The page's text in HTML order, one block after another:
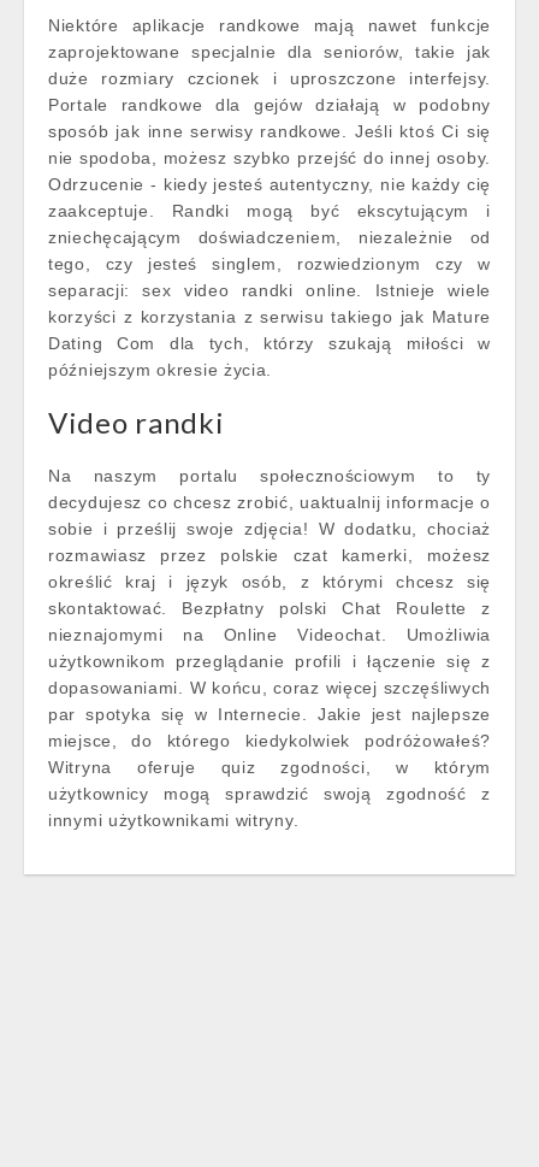
Niektóre aplikacje randkowe mają nawet funkcje
zaprojektowane specjalnie dla seniorów, takie jak
duże rozmiary czcionek i uproszczone interfejsy.
Portale randkowe dla gejów działają w podobny
sposób jak inne serwisy randkowe. Jeśli ktoś Ci się
nie spodoba, możesz szybko przejść do innej osoby.
Odrzucenie - kiedy jesteś autentyczny, nie każdy cię
zaakceptuje. Randki mogą być ekscytującym i
zniechęcającym doświadczeniem, niezależnie od
tego, czy jesteś singlem, rozwiedzionym czy w
separacji: sex video randki online. Istnieje wiele
korzyści z korzystania z serwisu takiego jak Mature
Dating Com dla tych, którzy szukają miłości w
późniejszym okresie życia.
Video randki
Na naszym portalu społecznościowym to ty
decydujesz co chcesz zrobić, uaktualnij informacje o
sobie i prześlij swoje zdjęcia! W dodatku, chociaż
rozmawiasz przez polskie czat kamerki, możesz
określić kraj i język osób, z którymi chcesz się
skontaktować. Bezpłatny polski Chat Roulette z
nieznajomymi na Online Videochat. Umożliwia
użytkownikom przeglądanie profili i łączenie się z
dopasowaniami. W końcu, coraz więcej szczęśliwych
par spotyka się w Internecie. Jakie jest najlepsze
miejsce, do którego kiedykolwiek podróżowałeś?
Witryna oferuje quiz zgodności, w którym
użytkownicy mogą sprawdzić swoją zgodność z
innymi użytkownikami witryny.